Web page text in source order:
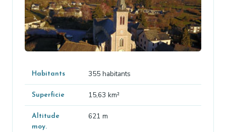
Habitants 355 habitants
Superficie 15,63 km²
Altitude
moy.
621 m